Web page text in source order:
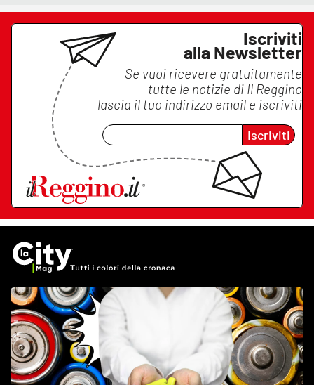
Iscriviti
alla Newsletter
Se vuoi ricevere gratuitamente
tutte le notizie di Il Reggino
lascia il tuo indirizzo email e iscriviti
Iscriviti